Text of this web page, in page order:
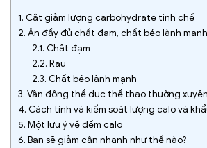
1. Cắt giảm lượng carbohydrate tinh chế
2. Ăn đầy đủ chất đạm, chất béo lành
2.1. Chất đạm
2.2. Rau
2.3. Chất béo lành mạnh
3. Vận động thể dục thể thao thường xuyên
4. Cách tính và kiểm soát lượng calo và
5. Một lưu ý về đếm calo
6. Bạn sẽ giảm cân nhanh như thế nào?